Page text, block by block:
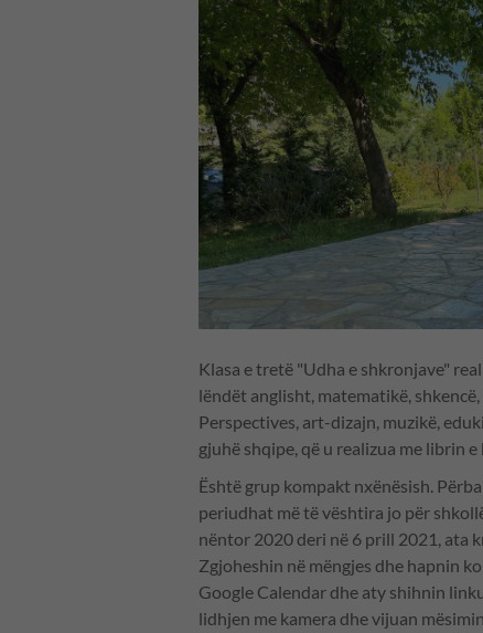
Klasa e tretë "Udha e shkronjave"
lëndët anglisht, matematikë,
Perspectives, art-dizajn, muzikë,
gjuhë shqipe, që u realizua me librin
Është grup kompakt nxënësish.
periudhat më të vështira jo për
nëntor 2020 deri në 6 prill 2021, ata
Zgjoheshin në mëngjes dhe hapnin
Google Calendar dhe aty shihnin
lidhjen me kamera dhe vijuan